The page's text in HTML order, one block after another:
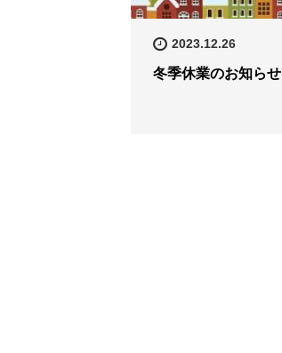
2023.12.26
冬季休業のお知らせ